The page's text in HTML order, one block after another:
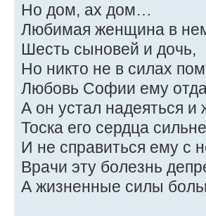
Но дом, ах дом…
Любимая женщина в
Шесть сыновей и дочь,
Но никто не в силах
Любовь Софии ему
А он устал надеяться и
Тоска его сердца
И не справиться ему с
Врачи эту болезнь
А жизненные силы